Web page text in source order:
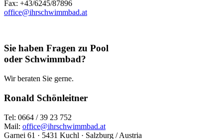
Fax: +43/6245/87896
office@ihrschwimmbad.at
Sie haben Fragen zu Pool
oder Schwimmbad?
Wir beraten Sie gerne.
Ronald Schönleitner
Tel: 0664 / 39 23 752
Mail: office@ihrschwimmbad.at
Garnei 61 · 5431 Kuchl · Salzburg / Austria